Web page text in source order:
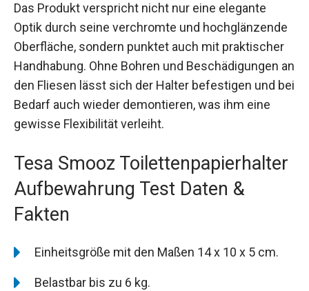
Das Produkt verspricht nicht nur eine elegante
Optik durch seine verchromte und hochglänzende
Oberfläche, sondern punktet auch mit praktischer
Handhabung. Ohne Bohren und Beschädigungen an
den Fliesen lässt sich der Halter befestigen und bei
Bedarf auch wieder demontieren, was ihm eine
gewisse Flexibilität verleiht.
Tesa Smooz Toilettenpapierhalter
Aufbewahrung Test Daten &
Fakten
Einheitsgröße mit den Maßen 14 x 10 x 5 cm.
Belastbar bis zu 6 kg.